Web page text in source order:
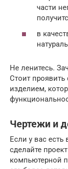
части
в
Не ленитесь.
Стоит
изделием,
Чертежи и
Если у вас
сделайте
компьютерной